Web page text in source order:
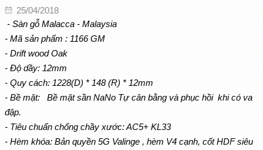
25/04/2018
- Sàn gỗ Malacca - Malaysia
- Mã sản phẩm : 1166 GM
- Drift wood Oak
- Độ dầy: 12mm
- Quy cách: 1228(D) * 148 (R) * 12mm
- Bề mặt: Bề mặt sần NaNo Tự cân bằng và phục hồi khi có va
đập.
- Tiêu chuẩn chống chầy xước: AC5+ KL33
- Hèm khóa: Bản quyền 5G Valinge , hèm V4 cạnh, cốt HDF siêu